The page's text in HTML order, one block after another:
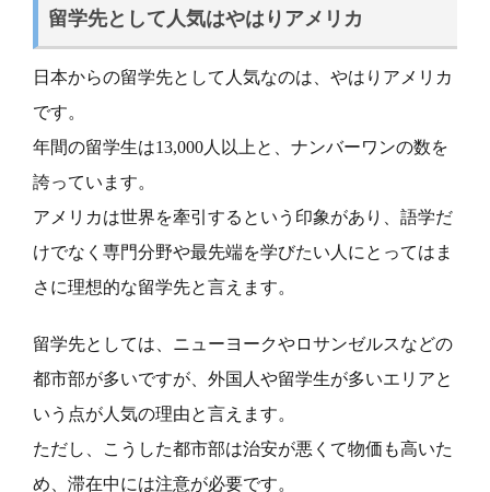
留学先として人気はやはりアメリカ
日本からの留学先として人気なのは、やはりアメリカ
です。
年間の留学生は13,000人以上と、ナンバーワンの数を
誇っています。
アメリカは世界を牽引するという印象があり、語学だ
けでなく専門分野や最先端を学びたい人にとってはま
さに理想的な留学先と言えます。
留学先としては、ニューヨークやロサンゼルスなどの
都市部が多いですが、外国人や留学生が多いエリアと
いう点が人気の理由と言えます。
ただし、こうした都市部は治安が悪くて物価も高いた
め、滞在中には注意が必要です。